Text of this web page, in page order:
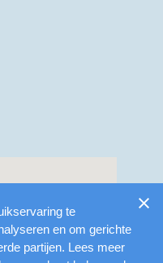
te
en om gerichte
partijen. Lees meer